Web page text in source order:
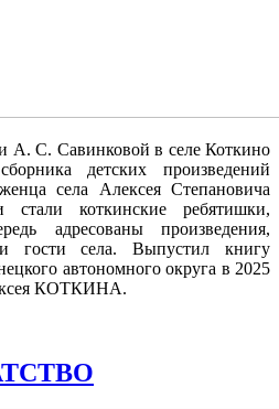
А. С. Савинковой в селе Коткино
детских произведений
села Алексея Степановича
коткинские ребятишки,
адресованы произведения,
и гости села. Выпустил книгу
автономного округа в 2025
КОТКИНА.